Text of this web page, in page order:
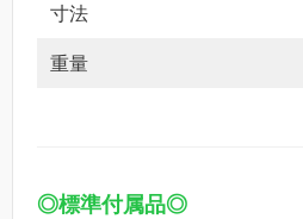
寸法
重量
◎標準付属品◎